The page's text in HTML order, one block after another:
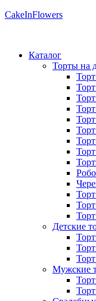
CakeInFlowers
Каталог
Торты на
Детские
Мужские